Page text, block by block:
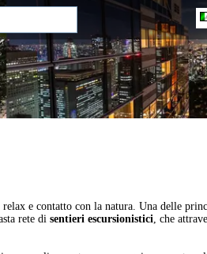
e contatto con la natura. Una delle
rete disentieri escursionistici, che